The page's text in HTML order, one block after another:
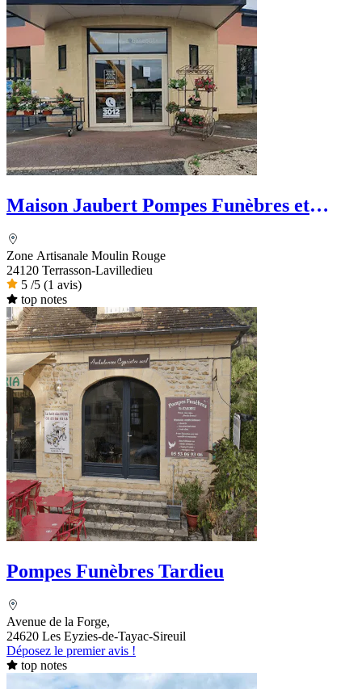
Maison Jaubert Pompes Funèbres et
Zone Artisanale Moulin Rouge
24120 Terrasson-Lavilledieu
5 /5 (1 avis)
top notes
Pompes Funèbres Tardieu
Avenue de la Forge,
24620 Les Eyzies-de-Tayac-Sireuil
Déposez le premier avis !
top notes